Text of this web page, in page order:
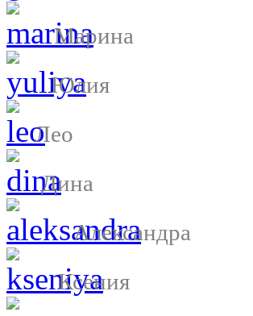
Марина
Юлия
Лео
Дина
Александра
Ксения